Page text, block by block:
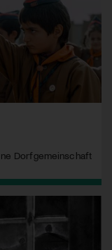
Dorfgemeinschaft